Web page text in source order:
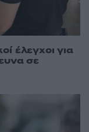
έλεγχοι για
σε